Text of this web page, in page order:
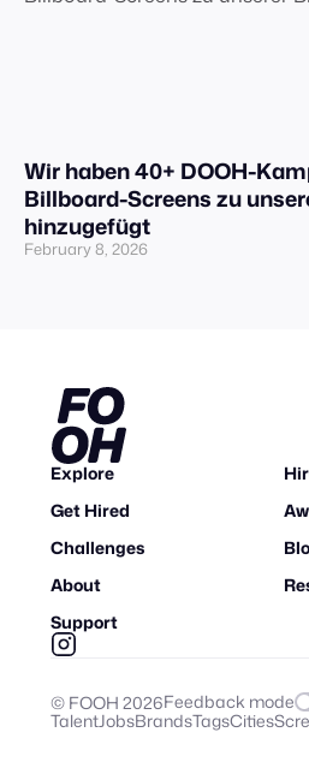
Wir haben 40+ DOOH-
Billboard-Screens zu
hinzugefügt
February 8, 2026
Explore
Get Hired
Challenges
About
Support
© FOOH 2026Feedback mode
TalentJobsBrandsTagsCities